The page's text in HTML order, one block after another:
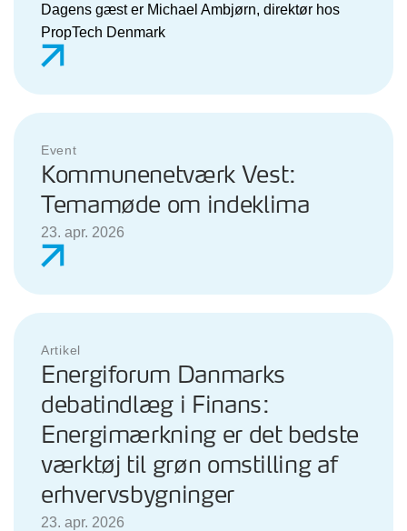
Dagens gæst er Michael Ambjørn, direktør hos
PropTech Denmark
Event
Kommunenetværk Vest:
Temamøde om indeklima
23. apr. 2026
Artikel
Energiforum Danmarks
debatindlæg i Finans:
Energimærkning er det bedste
værktøj til grøn omstilling af
erhvervsbygninger
23. apr. 2026